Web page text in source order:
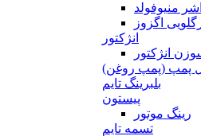
منیوفولد
اگزوز
انژکتور
انژکتور
پمپ (پمپ روغن)
بلبرینگ تایم
پیستون
رینگ موتور
تسمه تایم